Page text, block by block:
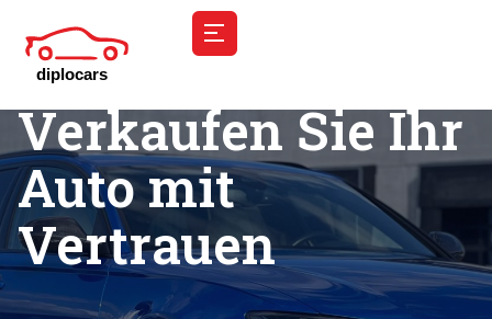
Verkaufen Sie Ihr
Auto mit
Vertrauen